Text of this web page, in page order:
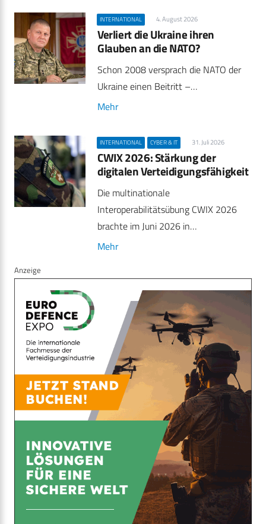
INTERNATIONAL 4. August 2026
Verliert die Ukraine ihren
Glauben an die NATO?
Schon 2008 versprach die NATO der
Ukraine einen Beitritt –…
Mehr
INTERNATIONAL CYBER & IT 31. Juli 2026
CWIX 2026: Stärkung der
digitalen Verteidigungsfähigkeit
Die multinationale
Interoperabilitätsübung CWIX 2026
brachte im Juni 2026 in…
Mehr
Anzeige